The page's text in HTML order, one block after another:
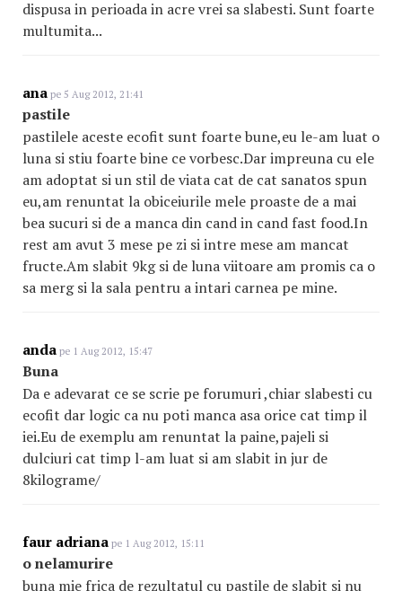
dispusa in perioada in acre vrei sa slabesti. Sunt foarte
multumita...
ana pe 5 Aug 2012, 21:41
pastile
pastilele aceste ecofit sunt foarte bune,eu le-am luat o
luna si stiu foarte bine ce vorbesc.Dar impreuna cu ele
am adoptat si un stil de viata cat de cat sanatos spun
eu,am renuntat la obiceiurile mele proaste de a mai
bea sucuri si de a manca din cand in cand fast food.In
rest am avut 3 mese pe zi si intre mese am mancat
fructe.Am slabit 9kg si de luna viitoare am promis ca o
sa merg si la sala pentru a intari carnea pe mine.
anda pe 1 Aug 2012, 15:47
Buna
Da e adevarat ce se scrie pe forumuri ,chiar slabesti cu
ecofit dar logic ca nu poti manca asa orice cat timp il
iei.Eu de exemplu am renuntat la paine,pajeli si
dulciuri cat timp l-am luat si am slabit in jur de
8kilograme/
faur adriana pe 1 Aug 2012, 15:11
o nelamurire
buna mie frica de rezultatul cu pastile de slabit si nu